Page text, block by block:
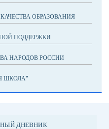
ОБРАЗОВАНИЯ
ПОДДЕРЖКИ
НАРОДОВ РОССИИ
ШКОЛА"
ДНЕВНИК